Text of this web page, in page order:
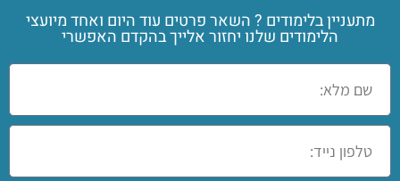
מתעניין בלימודים ? השאר פרטים עוד היום ואחד מיועצי
הלימודים שלנו יחזור אלייך בהקדם האפשרי